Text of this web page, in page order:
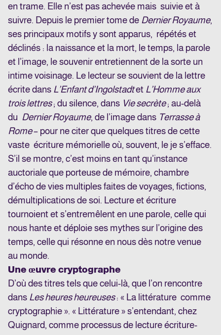
en trame. Elle n’est pas achevée mais suivie et à
suivre. Depuis le premier tome de Dernier Royaume,
ses principaux motifs y sont apparus, répétés et
déclinés : la naissance et la mort, le temps, la parole
et l’image, le souvenir entretiennent de la sorte un
intime voisinage. Le lecteur se souvient de la lettre
écrite dans L’Enfant d’Ingolstadtet L’Homme aux
trois lettres; du silence, dans Vie secrète; au-delà
du Dernier Royaume, de l’image dans Terrasse à
Rome– pour ne citer que quelques titres de cette
vaste écriture mémorielle où, souvent, le je s’efface.
S’il se montre, c’est moins en tant qu’instance
auctoriale que porteuse de mémoire, chambre
d’écho de vies multiples faites de voyages, fictions,
démultiplications de soi. Lecture et écriture
tournoient et s’entremêlent en une parole, celle qui
nous hante et déploie ses mythes sur l’origine des
temps, celle qui résonne en nous dès notre venue
au monde.
Une œuvre cryptographe
D’où des titres tels que celui-là, que l’on rencontre
dans Les heures heureuses: « La littérature comme
cryptographie ». « Littérature » s’entendant, chez
Quignard, comme processus de lecture écriture-